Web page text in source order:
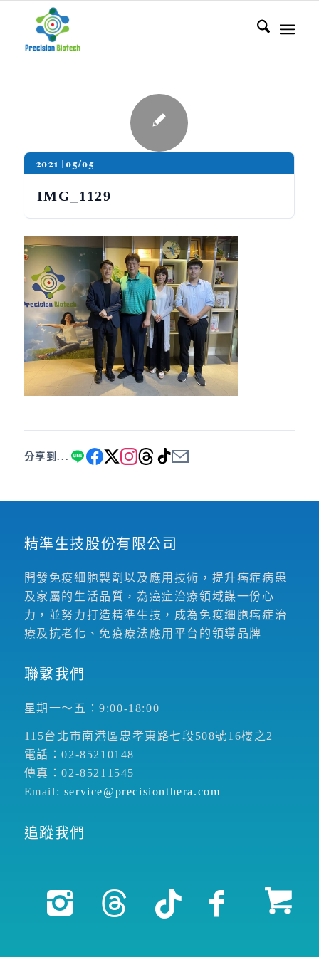
2021 05/05
IMG_1129
分享到...
精準生技股份有限公司
開發免疫細胞製劑以及應用技術，提升癌症病患
及家屬的生活品質，為癌症治療領域謀一份心
力，並努力打造精準生技，成為免疫細胞癌症治
療及抗老化、免疫療法應用平台的領導品牌
聯繫我們
星期一～五：9:00-18:00
115台北市南港區忠孝東路七段508號16樓之2
電話：02-85210148
傳真：02-85211545
Email: service@precisionthera.com
追蹤我們